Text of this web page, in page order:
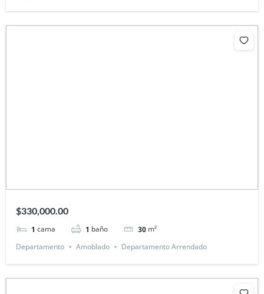
$330,000.00
1 cama 1 baño 30 m²
Departamento
Amoblado Departamento Arrendado